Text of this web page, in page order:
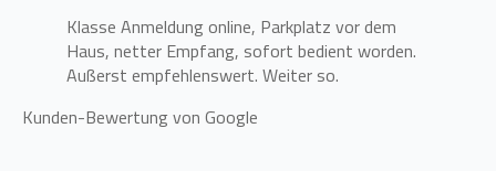
Klasse Anmeldung online, Parkplatz vor dem
Haus, netter Empfang, sofort bedient worden.
Außerst empfehlenswert. Weiter so.
Kunden-Bewertung von Google